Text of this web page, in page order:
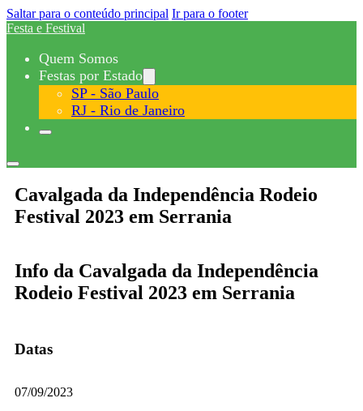
Saltar para o conteúdo principal Ir para o footer
Festa e Festival
Quem Somos
Festas por Estado
SP - São Paulo
RJ - Rio de Janeiro
Cavalgada da Independência Rodeio
Festival 2023 em Serrania
Info da Cavalgada da Independência
Rodeio Festival 2023 em Serrania
Datas
07/09/2023